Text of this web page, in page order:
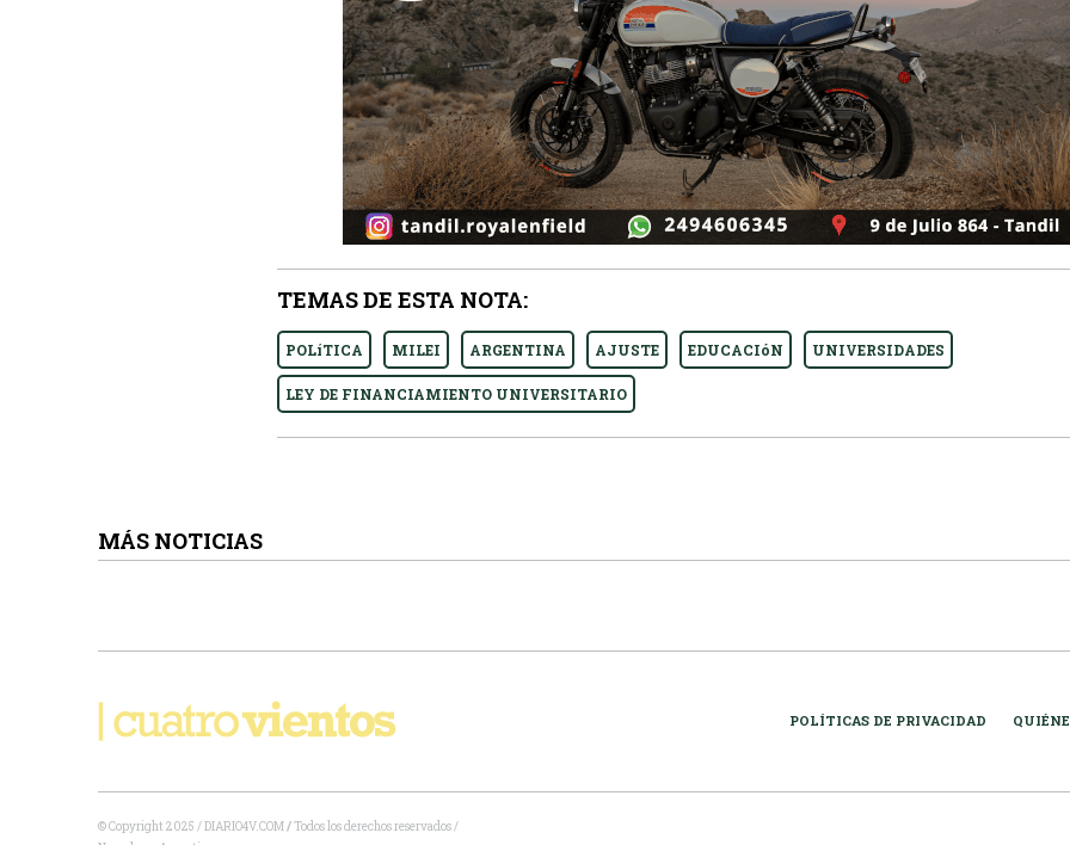
TEMAS DE ESTA NOTA:
POLíTICA MILEI ARGENTINA AJUSTE EDUCACIóN UNIVERSIDADES
LEY DE FINANCIAMIENTO UNIVERSITARIO
MÁS NOTICIAS
POLÍTICAS DE PRIVACIDAD
© Copyright 2025 / DIARIO4V.COM/Todos los derechos reservados /